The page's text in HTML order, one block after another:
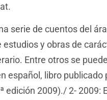
serie de cuentos del
estudios y obras de
Entre otros se
español, libro publicado
edición 2009)./ 2- 2009: